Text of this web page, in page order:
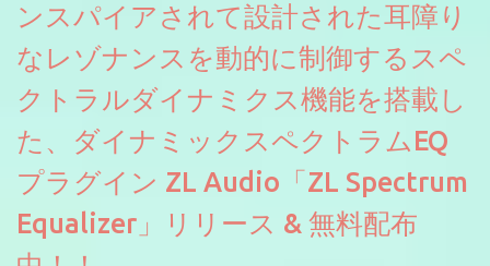
ンスパイアされて設計された耳障り
なレゾナンスを動的に制御するスペ
クトラルダイナミクス機能を搭載し
た、ダイナミックスペクトラムEQ
プラグイン ZL Audio「ZL Spectrum
Equalizer」リリース & 無料配布